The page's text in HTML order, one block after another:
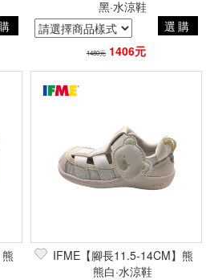
黑·水涼鞋
選購
1480元 1406元
IFME【腳長11.5-14CM】熊
熊白·水涼鞋